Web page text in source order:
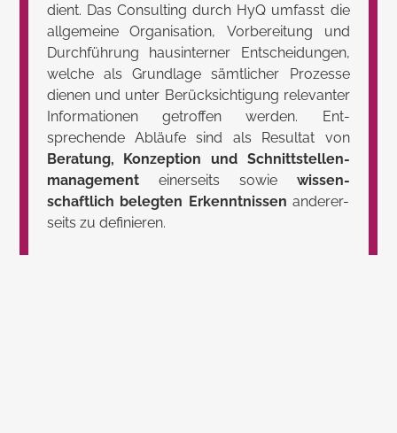
dient. Das Consul­ting durch HyQ umfasst die
all­gemeine Orga­nisa­tion, Vorbe­reitung und
Durch­führung haus­interner Entschei­dungen,
welche als Grund­lage sämt­licher Prozesse
dienen und unter Berück­sichti­gung rele­vanter
Informa­tionen getroffen werden. Ent­
sprechende Abläufe sind als Resul­tat von
Beratung, Konzep­tion und Schnitt­stellen­
manage­ment
einer­seits sowie wissen­
schaftlich belegten Erkennt­nissen
seits zu defi­nieren.